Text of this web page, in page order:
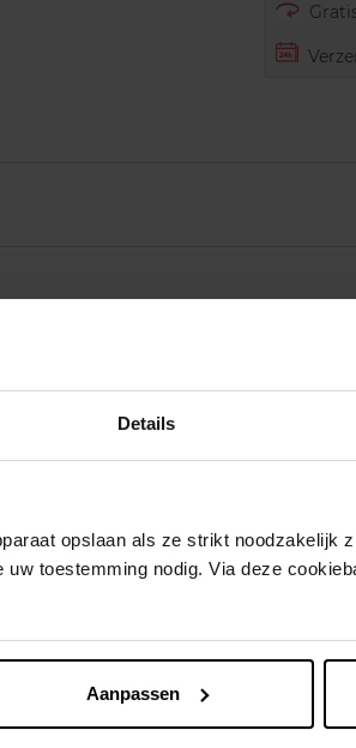
Details
opslaan als ze strikt noodzakelijk
toestemming nodig. Via deze
Aanpassen
iets vergeten ?